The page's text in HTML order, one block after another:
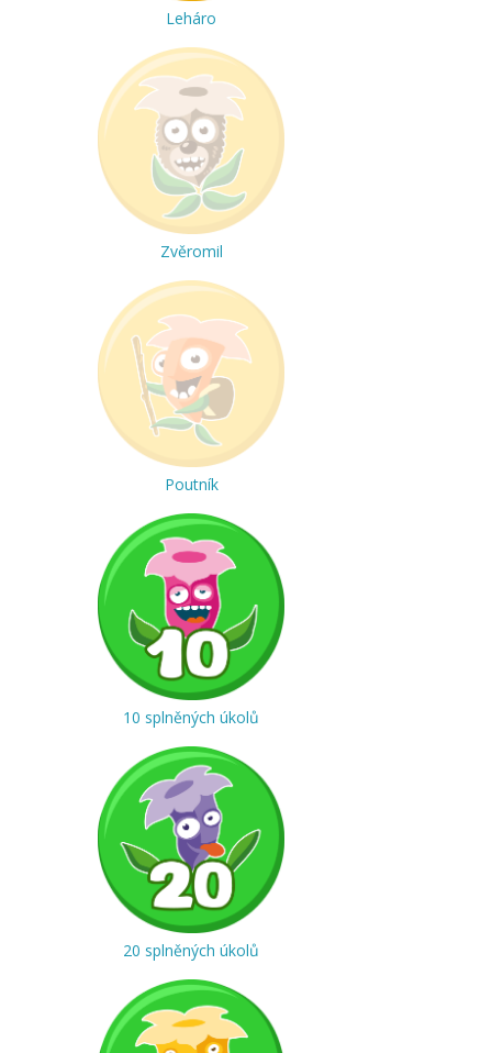
Leháro
Zvěromil
Poutník
10 splněných úkolů
20 splněných úkolů